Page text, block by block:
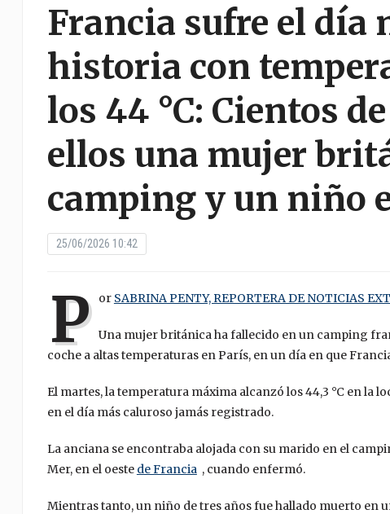
Francia sufre el día
historia con
los 44 °C: Cientos
ellos una mujer
camping y un niño
25/06/2026 10:42
P or SABRINA PENTY, REPORTERA DE NOTICIAS
Una mujer británica ha fallecido en un camping
coche a altas temperaturas en París, en un día en que
El martes, la temperatura máxima alcanzó los 44,3 °C en la
en el día más caluroso jamás registrado.
La anciana se encontraba alojada con su marido en el
Mer, en el oeste de Francia, cuando enfermó.
Mientras tanto, un niño de tres años fue hallado muerto en